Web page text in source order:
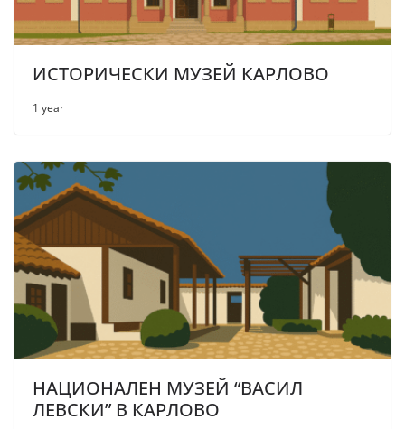
ИСТОРИЧЕСКИ МУЗЕЙ КАРЛОВО
1 year
НАЦИОНАЛЕН МУЗЕЙ “ВАСИЛ
ЛЕВСКИ” В КАРЛОВО